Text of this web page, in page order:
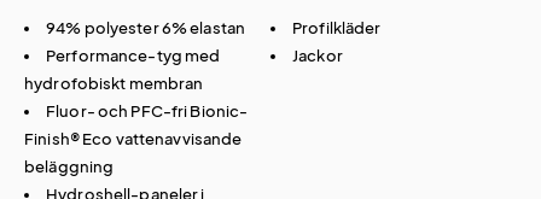
94% polyester 6% elastan
Performance-tyg med
hydrofobiskt membran
Fluor- och PFC-fri Bionic-
Finish® Eco vattenavvisande
beläggning
Hydroshell-paneler i
Profilkläder
Jackor